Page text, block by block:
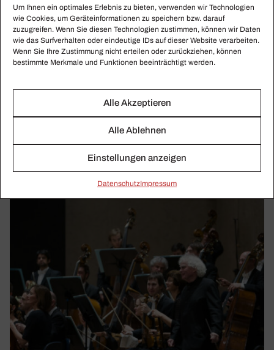
Um Ihnen ein optimales Erlebnis zu bieten, verwenden wir Technologien
wie Cookies, um Geräteinformationen zu speichern bzw. darauf
zuzugreifen. Wenn Sie diesen Technologien zustimmen, können wir Daten
wie das Surfverhalten oder eindeutige IDs auf dieser Website verarbeiten.
Wenn Sie Ihre Zustimmung nicht erteilen oder zurückziehen, können
bestimmte Merkmale und Funktionen beeinträchtigt werden.
Alle Akzeptieren
Alle Ablehnen
Einstellungen anzeigen
Daten­schutzImpressum
Stop the war! Stand with Ukraine!
Die Kulturszene bekundet in zahlreichen Benefizaktionen
zugunsten der Ukraine Solidarität und Hilfsbereitschaft.